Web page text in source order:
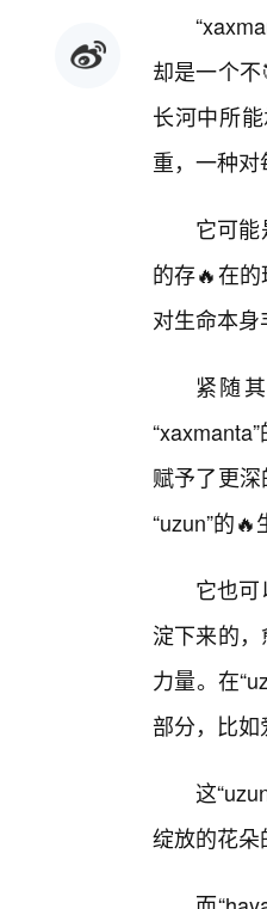
却是一个
长河中所
重，一种
它可
的存🔥在
对生命本身
紧随
赋予了更
“uzun”的
它也
淀下来的
力量。在
部分，比
这
绽放的花朵